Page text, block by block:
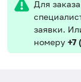
Для
заявки.
номеру +7